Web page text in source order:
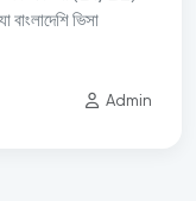
বাংলাদেশি ভিসা
Admin